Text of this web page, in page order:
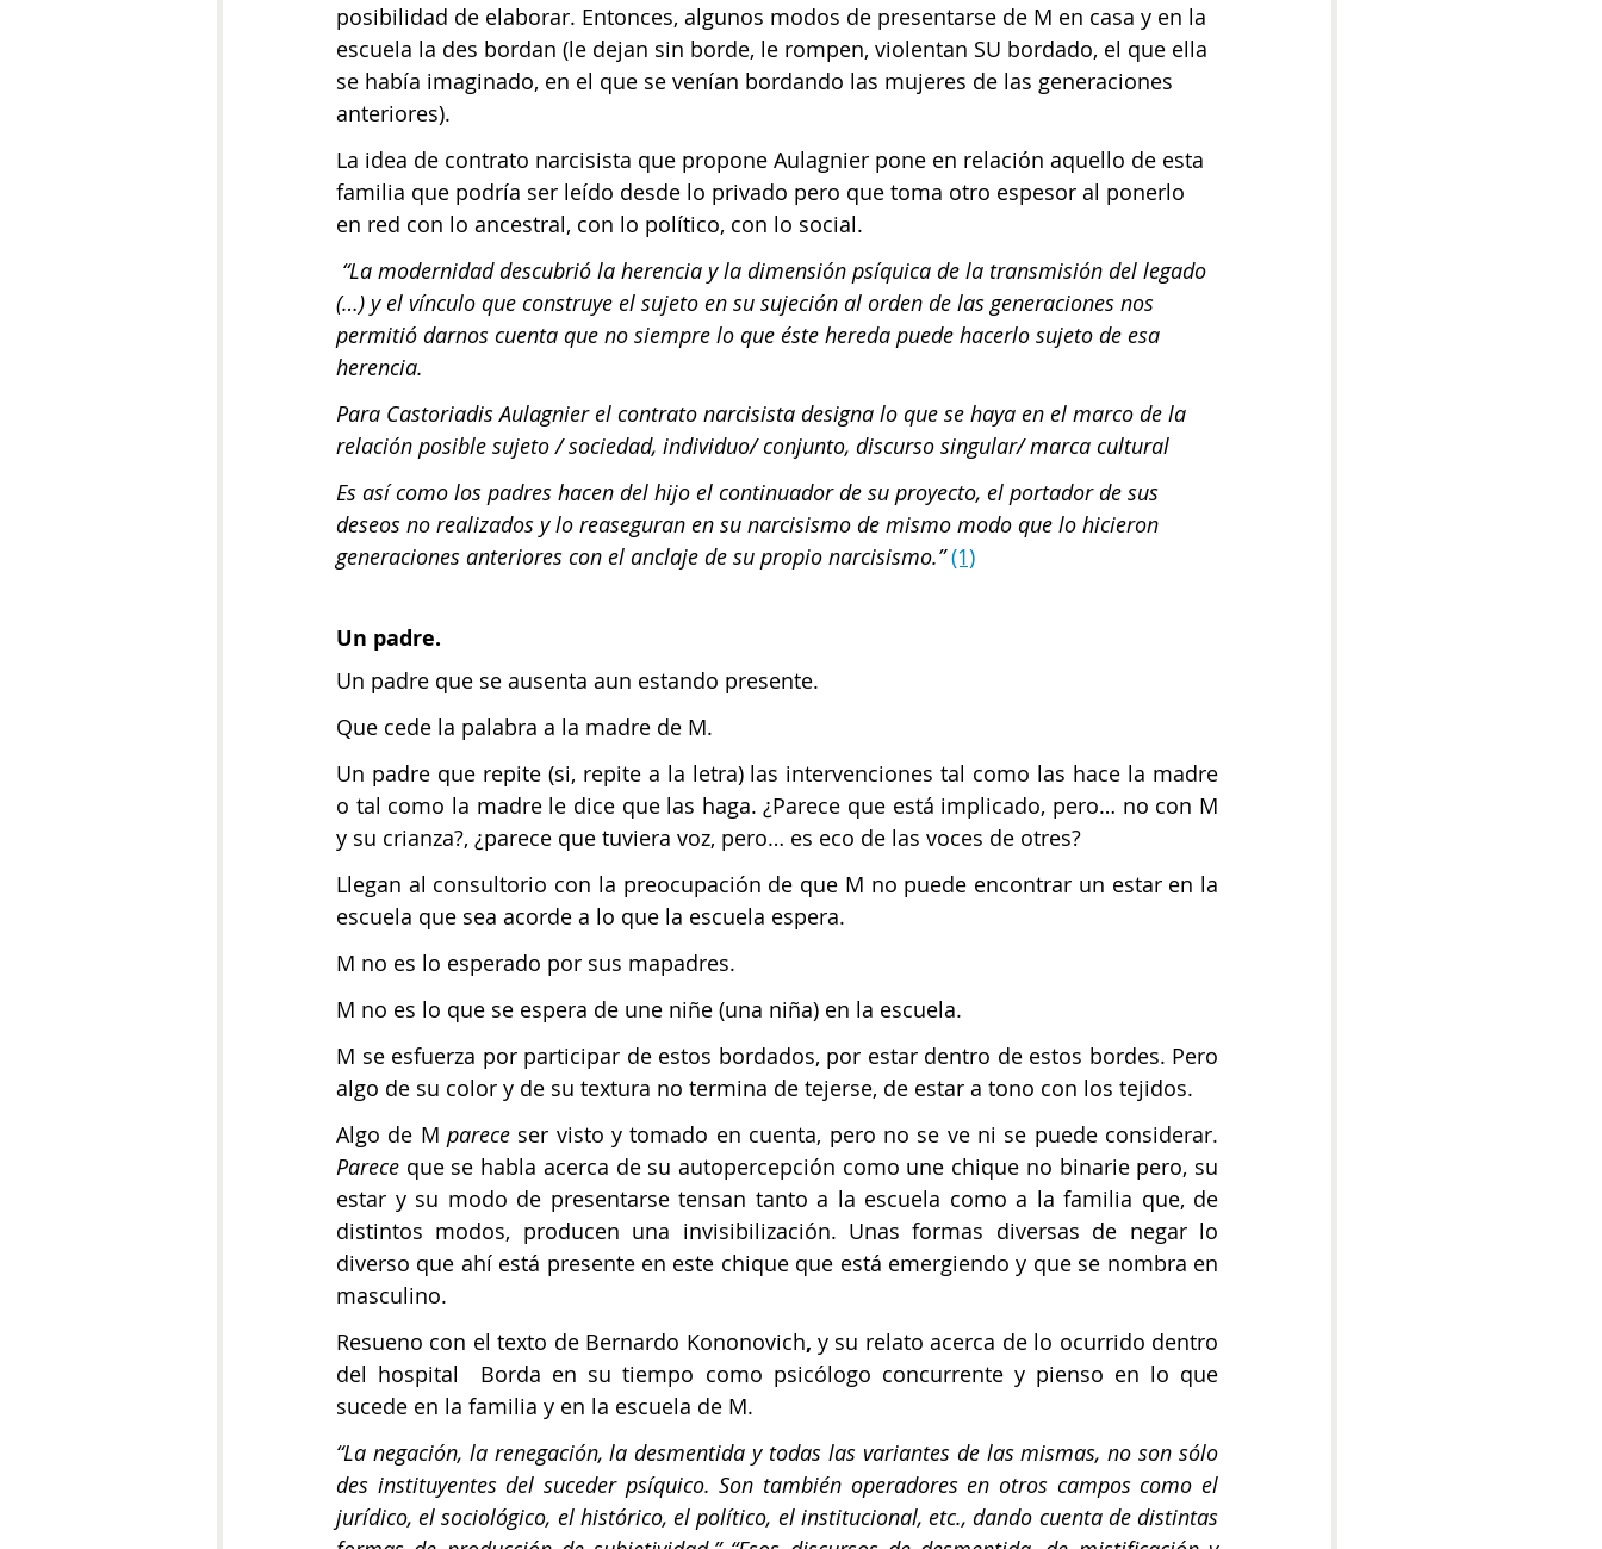
posibilidad de elaborar. Entonces, algunos modos de presentarse de M en casa y en la
escuela la des bordan (le dejan sin borde, le rompen, violentan SU bordado, el que ella
se había imaginado, en el que se venían bordando las mujeres de las generaciones
anteriores).
La idea de contrato narcisista que propone Aulagnier pone en relación aquello de esta
familia que podría ser leído desde lo privado pero que toma otro espesor al ponerlo
en red con lo ancestral, con lo político, con lo social.
(…) y el vínculo que construye el sujeto en su sujeción al orden de las generaciones nos
permitió darnos cuenta que no siempre lo que éste hereda puede hacerlo sujeto de esa
herencia.
Para Castoriadis Aulagnier el contrato narcisista designa lo que se haya en el marco de la
relación posible sujeto / sociedad, individuo/ conjunto, discurso singular/ marca cultural
Es así como los padres hacen del hijo el continuador de su proyecto, el portador de sus
deseos no realizados y lo reaseguran en su narcisismo de mismo modo que lo hicieron
generaciones anteriores con el anclaje de su propio narcisismo.” (1)
Un padre.
Un padre que se ausenta aun estando presente.
Que cede la palabra a la madre de M.
Un padre que repite (si, repite a la letra) las intervenciones tal como las hace la madre
o tal como la madre le dice que las haga. ¿Parece que está implicado, pero… no con M
y su crianza?, ¿parece que tuviera voz, pero… es eco de las voces de otres?
Llegan al consultorio con la preocupación de que M no puede encontrar un estar en la
escuela que sea acorde a lo que la escuela espera.
M no es lo esperado por sus mapadres.
M no es lo que se espera de une niñe (una niña) en la escuela.
M se esfuerza por participar de estos bordados, por estar dentro de estos bordes. Pero
algo de su color y de su textura no termina de tejerse, de estar a tono con los tejidos.
Algo de M parece
Parece que se habla acerca de su autopercepción como une chique no binarie pero, su
estar y su modo de presentarse tensan tanto a la escuela como a la familia que, de
distintos modos, producen una invisibilización. Unas formas diversas de negar lo
diverso que ahí está presente en este chique que está emergiendo y que se nombra en
masculino.
Resueno con el texto de Bernardo Kononovich, y su relato acerca de lo ocurrido dentro
del hospital  Borda en su tiempo como psicólogo concurrente y pienso en lo que
sucede en la familia y en la escuela de M.
“La negación, la renegación, la desmentida y todas las variantes de las mismas, no son sólo
des instituyentes del suceder psíquico. Son también operadores en otros campos como el
jurídico, el sociológico, el histórico, el político, el institucional, etc., dando cuenta de distintas